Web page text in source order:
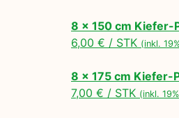
8 x 150 cm Kiefer-
6,00 € / STK (inkl.
8 x 175 cm Kiefer-
7,00 € / STK (inkl.